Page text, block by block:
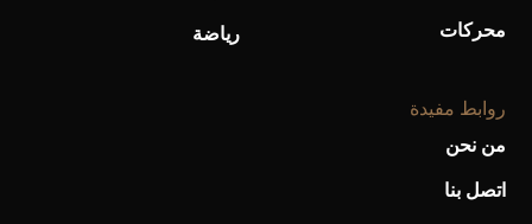
محركات رياضة
روابط مفيدة
من نحن
اتصل بنا